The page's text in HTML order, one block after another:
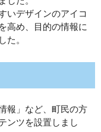
いデザインのアイコ
高め、目的の情報に
た。
報」など、町民の方
ンツを設置しまし